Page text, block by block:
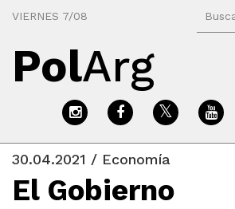
VIERNES 7/08
PolArg
30.04.2021 / Economía
El Gobierno